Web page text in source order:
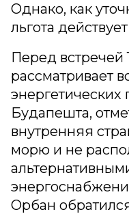
Однако, как
льгота
Перед встречей
рассматривает
Будапешта,
внутренняя
морю и не
Орбан